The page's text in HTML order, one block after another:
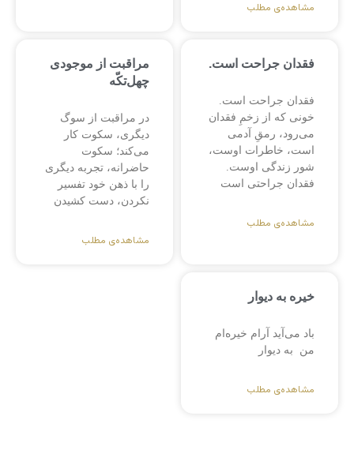
مشاهده‌ی مطلب
فقدان جراحت است.
فقدان جراحت است.
خونی که از زخمِ فقدان
می‌رود، رمقِ آدمی
است، خاطرات اوست،
شور زندگی اوست.
فقدان جراحتی است
مشاهده‌ی مطلب
مراقبت از موجودی
چهل‌تکّه
در مراقبت از سوگ
دیگری، سکوت کار
می‌کند؛ سکوت
حاضرانه، تجربه دیگری
را با ذهن خود تفسیر
نکردن، دست کشیدن
مشاهده‌ی مطلب
خیره به دیوار
باد می‌آید آرام خیره‌ام
من به دیوار
مشاهده‌ی مطلب